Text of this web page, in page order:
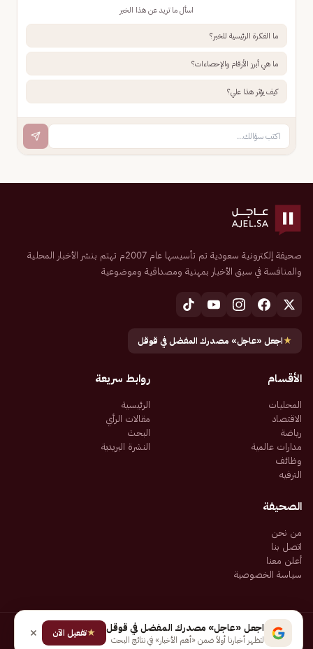
اسأل ما تريد عن هذا الخبر
ما الفكرة الرئيسية للخبر؟
ما هي أبرز الأرقام والإحصاءات؟
كيف يؤثر هذا علي؟
صحيفة إلكترونية سعودية تم تأسيسها عام 2007م تهتم بنشر الأخبار المحلية
والمنافسة في سبق الأخبار بمهنية ومصداقية وموضوعية
★اجعل «عاجل» مصدرك المفضل في قوقل
الأقسام
المحليات
الاقتصاد
رياضة
مدارات عالمية
وظائف
الترفيه
روابط سريعة
الرئيسية
مقالات الرأي
البحث
النشرة البريدية
الصحيفة
من نحن
اتصل بنا
أعلن معنا
سياسة الخصوصية
جميع الحقوق محفوظة لـ شركة إيجاز للنشر الإلكتروني المالكة لصحيفة عاجل
سياسة الخصوصيةشروط الاستخدام
اجعل «عاجل» مصدرك المفضل في قوقل
لتظهر أخبارنا أولاً ضمن «أهم الأخبار» في نتائج البحث
★تفعيل الآن